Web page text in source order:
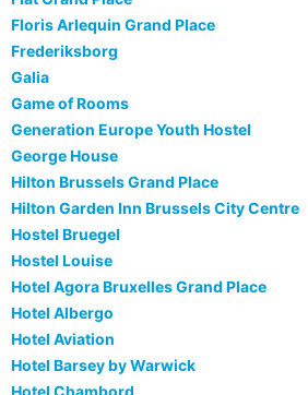
Floris Arlequin Grand Place
Frederiksborg
Galia
Game of Rooms
Generation Europe Youth Hostel
George House
Hilton Brussels Grand Place
Hilton Garden Inn Brussels City Centre
Hostel Bruegel
Hostel Louise
Hotel Agora Bruxelles Grand Place
Hotel Albergo
Hotel Aviation
Hotel Barsey by Warwick